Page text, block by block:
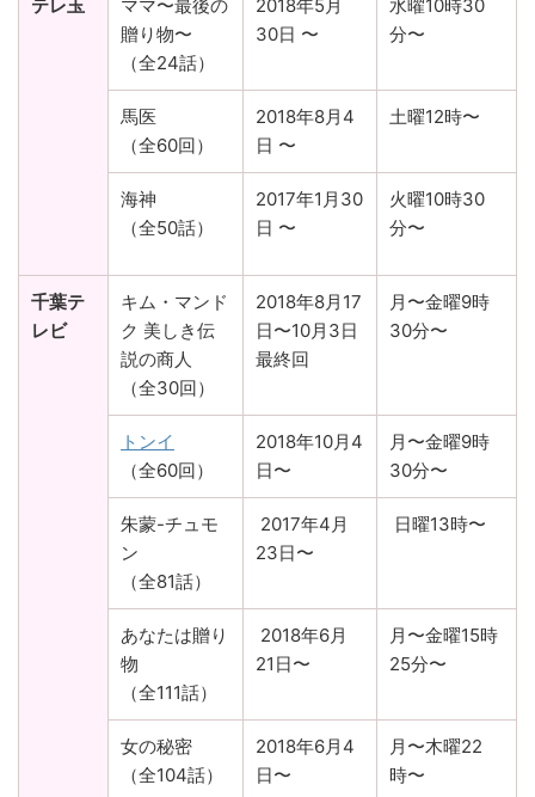
テレ玉
ママ〜最後の
贈り物〜
（全24話）
2018年5月
30日 〜
水曜10時30
分〜
馬医
（全60回）
2018年8月4
日 〜
土曜12時〜
海神
（全50話）
2017年1月30
日 〜
火曜10時30
分〜
千葉テ
レビ
キム・マンド
ク 美しき伝
説の商人
（全30回）
2018年8月17
日〜10月3日
最終回
月〜金曜9時
30分〜
トンイ
（全60回）
2018年10月4
日〜
月〜金曜9時
30分〜
朱蒙-チュモ
ン
（全81話）
2017年4月
23日〜
日曜13時〜
あなたは贈り
物
（全111話）
2018年6月
21日〜
月〜金曜15時
25分〜
女の秘密
（全104話）
2018年6月4
日〜
月〜木曜22
時〜